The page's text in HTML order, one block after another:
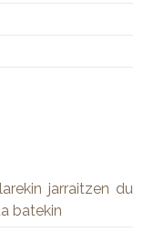
jarraitzen du
batekin